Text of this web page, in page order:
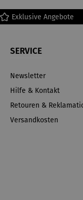
Exklusive Angebote
SERVICE
Newsletter
Hilfe & Kontakt
Retouren &
Versandkosten